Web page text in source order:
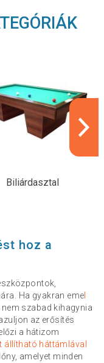
Biliárdasztal
hoz a
Ha gyakran eme
nem szabad kihagynia
az erősítés
a hátizom
háttámlával
amelyet minden